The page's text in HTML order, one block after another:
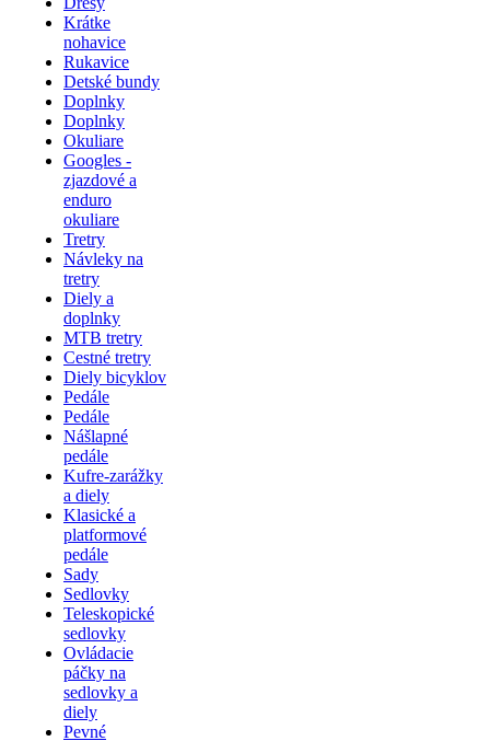
Krátke
nohavice
Rukavice
Detské bundy
Doplnky
Doplnky
Okuliare
Googles -
zjazdové a
enduro
okuliare
Tretry
Návleky na
tretry
Diely a
doplnky
MTB tretry
Cestné tretry
Diely bicyklov
Pedále
Pedále
Nášlapné
pedále
Kufre-zarážky
a diely
Klasické a
platformové
pedále
Sady
Sedlovky
Teleskopické
sedlovky
Ovládacie
páčky na
sedlovky a
diely
Pevné